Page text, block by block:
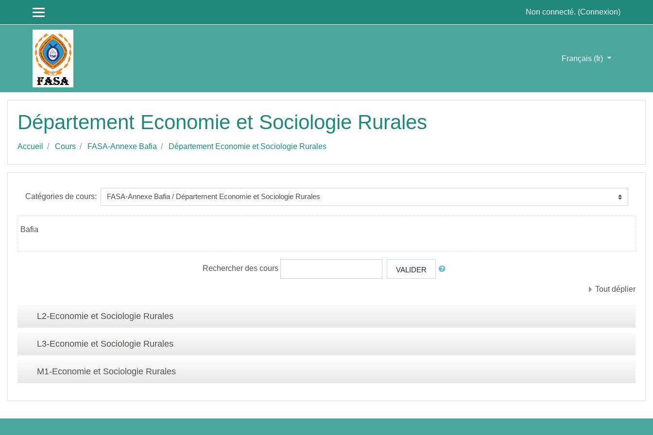
Non connecté. (Connexion)
Français ‎(fr)‎
Département Economie et Sociologie Rurales
Accueil Cours FASA-Annexe Bafia Département Economie et Sociologie Rurales
Catégories de cours:
Bafia
Rechercher des cours VALIDER
Tout déplier
L2-Economie et Sociologie Rurales
L3-Economie et Sociologie Rurales
M1-Economie et Sociologie Rurales